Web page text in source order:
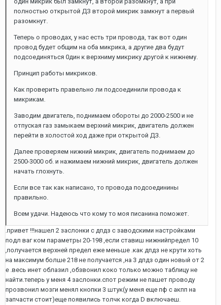
полностью открытой ДЗ второй микрик замкнут а первый
разомкнут.
Теперь о проводах, у нас есть три провода, так вот один
провод будет общим на оба микрика, а другие два будут
подсоединяться 0дин к верхниму микрику другой к нижнему.
Принцип работы микриков.
Как проверить правельно ли подсоединили провода к
микрикам.
Заводим двигатель, поднимаем обороты до 2000-2500 и не
отпуская газ замыкаем верхний микрик, двигатель должен
перейти в холостой ход даже при открытой ДЗ.
Далее проверяем нижний микрик, двигатель поднимаем до
2500-3000 об. и нажимаем нижний микрик, двигатель должен
начать глохнуть.
Если все так как написано, то провода подсоединины
правильно.
Всем удачи. Надеюсь что кому то моя писанина поможет.
.привет !!!нашел 2 заслонки с дпдз с заводскими настройками
подл ваг ком параметры 20-198 ,если ставиш нижнийпредел 10
,получается верхней предел еже меньше .как дпдз не крути хоть
на максимум болше 218 не получается ,на 3 дпдз один новый от 2
е .весь инет облазил ,обзвонил коко только можно таблицу не
найти.теперь у меня 4 заслонки.спот режим не пашет проводу
прозвонил мозги менял кнопки 3 штук(у меня еще пф с акпп на
запчасти стоит)еще появились толчк когда D включаеш.